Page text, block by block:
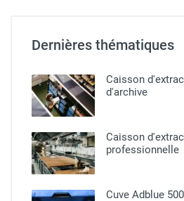
Dernières thématiques
Caisson
d'archive
Caisson
professionnelle​
Cuve Adblue